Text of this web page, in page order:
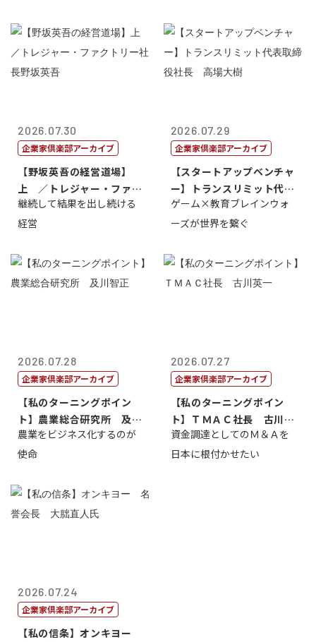
2026.07.30
企業家倶楽部アーカイブ
【野坂英吾の経営道場】
上 ／トレジャー・ファク
トリー社長野坂...
継続して結果を出し続ける
経営
2026.07.29
企業家倶楽部アーカイブ
【スタートアップベンチャ
ー】トランスリミット代表
取締役社長 ...
ゲーム×教育ブレインウォ
ーズが世界を繋ぐ
2026.07.28
企業家倶楽部アーカイブ
【私のターニングポイン
ト】農業総合研究所 及川
智正
農業をビジネス化するのが
使命
2026.07.27
企業家倶楽部アーカイブ
【私のターニングポイン
ト】ＴＭＡＣ社長 古川英
一
資金調達としてのＭ＆Ａを
日本に根付かせたい
2026.07.24
企業家倶楽部アーカイブ
【私の信条】オンキヨー